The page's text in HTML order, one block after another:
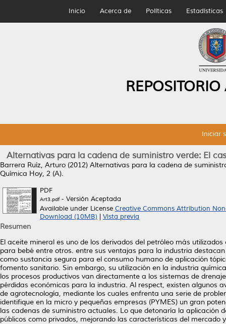
Inicio Acerca de Políticas Estadísticas
Iniciar
Alternativas para la cadena de suministro verde: El
Barrera Ruíz, Arturo (2012) Alternativas para la cadena de
Química Hoy, 2 (A).
PDF
Art3.pdf- Versión Aceptada
Available under License Creative Commons Attribution
Download (10MB)
Vista previa
Resumen
El aceite mineral es uno de los derivados del petróleo más
para bebé entre otros. entre sus ventajas para la industria
como sustancia segura para el consumo humano de aplicación
fomento sanitario. Sin embargo, su utilización en la industria
los procesos productivos van directamente a los sistemas de
pérdidas económicas para la industria. Al respect, existen algunos
de agrotecnología, mediante los cuales enfrenta una serie de
identifique en la micro y pequeñas empresas (PYMES) un gran
las cadenas de suministro actuales. Lo que detonaría la aplicación
públicos como privados, mejorando las características del